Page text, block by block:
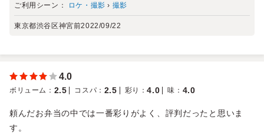
ご利用シーン： ロケ・撮影 › 撮影
東京都渋谷区神宮前2022/09/22
4.0
ボリューム ： 2.5 コスパ ： 2.5 彩り ：4.0 味 ： 4.0
頼んだお弁当の中では一番彩りがよく、評判だったと思いま
す。